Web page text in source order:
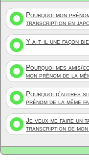
Pourquoi mon
transcription en
Y a-t-il une façon
Pourquoi mes amis/
mon prénom de la
Pourquoi d'autres
prénom de la même
Je veux me faire un
transcription de